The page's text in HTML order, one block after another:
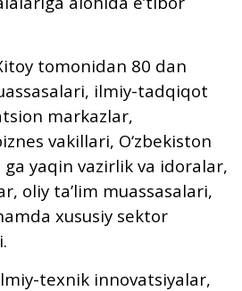
tomonidan 80 dan
ilmiy-tadqiqot
markazlar,
vakillari, O‘zbekiston
yaqin vazirlik va idoralar,
oliy ta’lim muassasalari,
xususiy sektor
texnik innovatsiyalar,